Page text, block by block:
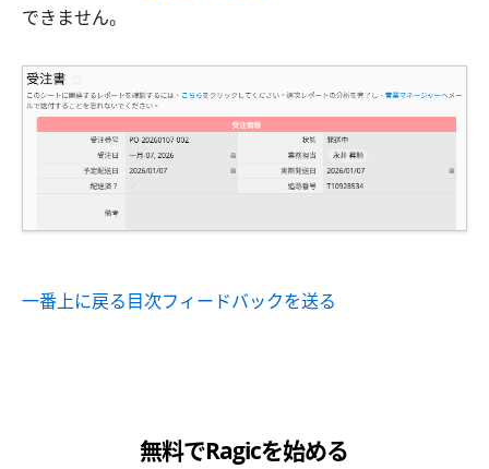
できません。
一番上に戻る目次フィードバックを送る
無料でRagicを始める